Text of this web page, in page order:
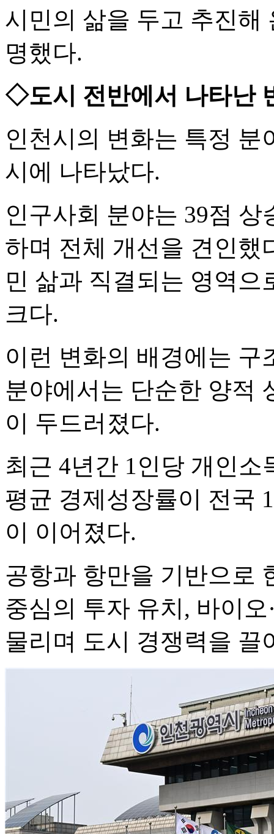
시민의 삶을 두고 추진해
명했다.
◇도시 전반에서 나타난
인천시의 변화는 특정
시에 나타났다.
인구사회 분야는 39점
하며 전체 개선을 견인했
민 삶과 직결되는 영역
크다.
이런 변화의 배경에는 구
분야에서는 단순한 양적
이 두드러졌다.
최근 4년간 1인당 개인소
평균 경제성장률이 전국
이 이어졌다.
공항과 항만을 기반으로
중심의 투자 유치, 바이
물리며 도시 경쟁력을 끌